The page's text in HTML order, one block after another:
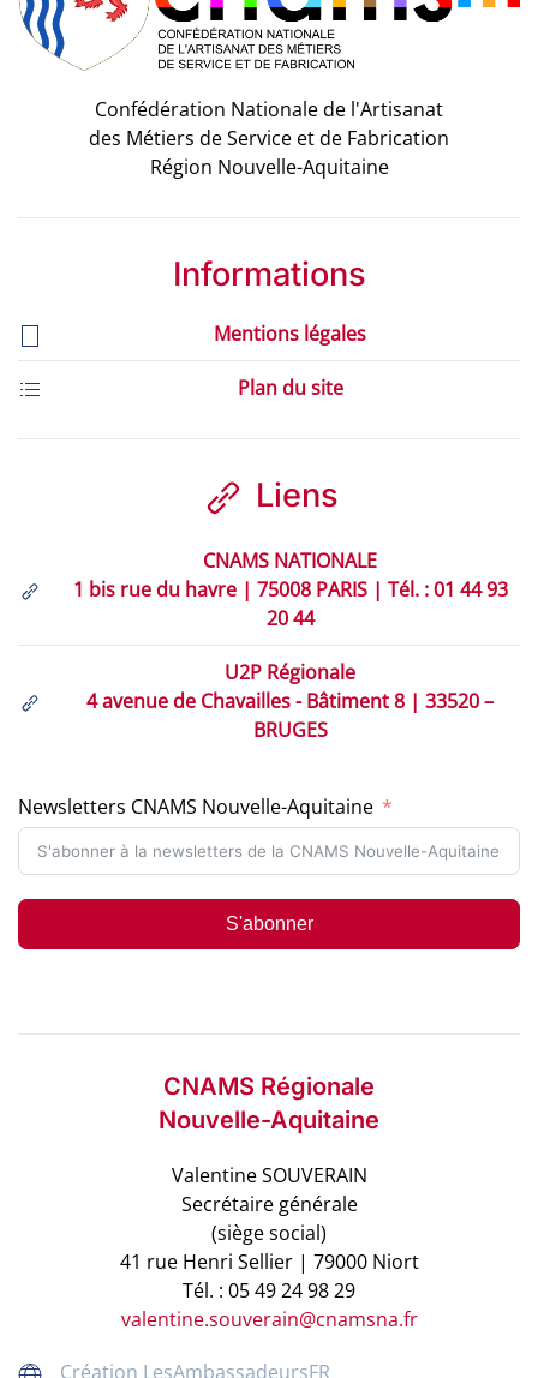
Confédération Nationale de l'Artisanat
des Métiers de Service et de Fabrication
Région Nouvelle-Aquitaine
Informations
Mentions légales
Plan du site
Liens
CNAMS NATIONALE
1 bis rue du havre | 75008 PARIS | Tél. : 01 44 93
20 44
U2P Régionale
4 avenue de Chavailles - Bâtiment 8 | 33520 –
BRUGES
Newsletters CNAMS Nouvelle-Aquitaine
S'abonner
CNAMS Régionale
Nouvelle-Aquitaine
Valentine SOUVERAIN
Secrétaire générale
(siège social)
41 rue Henri Sellier | 79000 Niort
Tél. : 05 49 24 98 29
valentine.souverain@cnamsna.fr
Création LesAmbassadeursFR